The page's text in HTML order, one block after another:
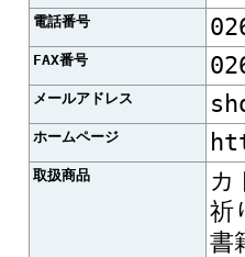
電話番号
FAX番号
メールアドレス
ホームページ
取扱商品
カ
祈
書